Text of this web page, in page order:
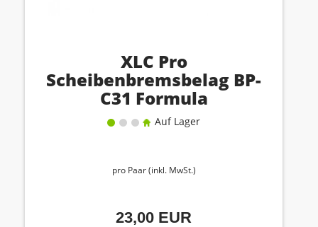
XLC Pro
Scheibenbremsbelag BP-
C31 Formula
Auf Lager
pro Paar (inkl. MwSt.)
23,00 EUR